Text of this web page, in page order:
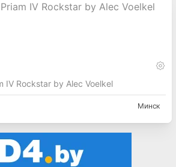
IV Rockstar by Alec Voelkel
Минск